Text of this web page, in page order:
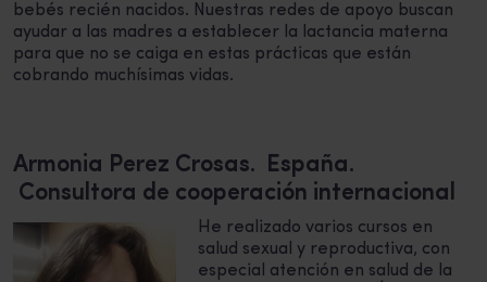
bebés recién nacidos. Nuestras redes de apoyo buscan
ayudar a las madres a establecer la lactancia materna
para que no se caiga en estas prácticas que están
cobrando muchísimas vidas.
Armonia Perez Crosas. España.
Consultora de cooperación internacional
He realizado varios cursos en
salud sexual y reproductiva, con
especial atención en salud de la